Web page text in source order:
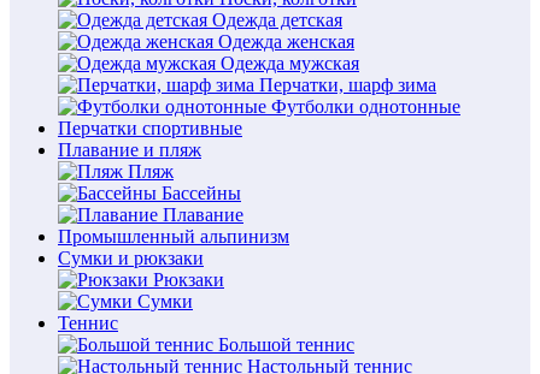
Одежда детская
Одежда женская
Одежда мужская
Перчатки, шарф зима
Футболки однотонные
Перчатки спортивные
Плавание и пляж
Пляж
Бассейны
Плавание
Промышленный альпинизм
Сумки и рюкзаки
Рюкзаки
Сумки
Теннис
Большой теннис
Настольный теннис